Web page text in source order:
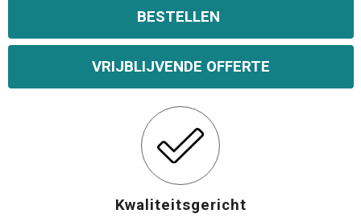
BESTELLEN
VRIJBLIJVENDE OFFERTE
Kwaliteitsgericht